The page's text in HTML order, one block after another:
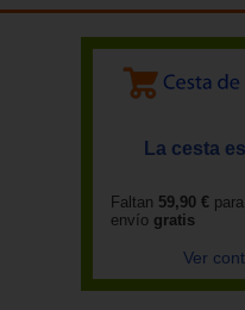
La cesta
Faltan 59,90 €
envío gratis
Ver